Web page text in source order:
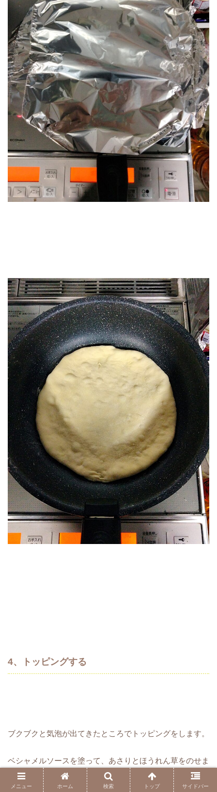
4、トッピングする
ブクブクと気泡が出てきたところでトッピングをします。
ベシャメルソースを塗って、あさりとほうれん草をのせま
す。
※お好みで黒胡椒を振っても美味しいです。
メニュー ホーム 検索 トップ サイドバー